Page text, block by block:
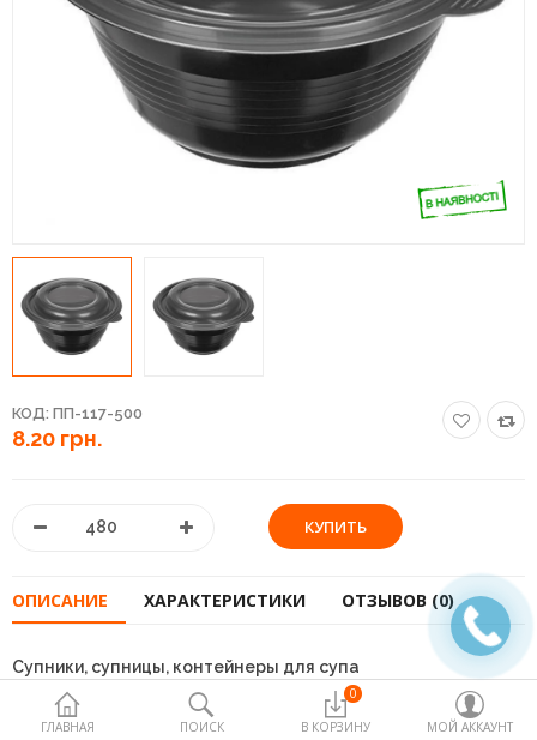
ГЛАВНАЯ ПОИСК
0
В КОРЗИНУ
МОЙ АККАУНТ
КОД: ПП-117-500
8.20 грн.
ОПИСАНИЕ ХАРАКТЕРИСТИКИ ОТЗЫВОВ (0)
Супники, супницы, контейнеры для супа